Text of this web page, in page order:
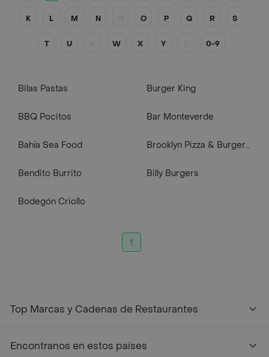
K L M N O P Q R S
T U W X Y 0-9
Bilas Pastas Burger King
BBQ Pocitos Bar Monteverde
Bahía Sea Food Brooklyn Pizza & Burger Night
Bendito Burrito Billy Burgers
Bodegón Criollo
1
Top Marcas y Cadenas de Restaurantes
Encontranos en estos países